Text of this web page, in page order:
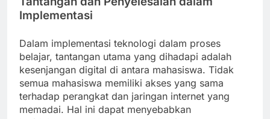
Implementasi
Dalam implementasi teknologi dalam proses
belajar, tantangan utama yang dihadapi adalah
kesenjangan digital di antara mahasiswa. Tidak
semua mahasiswa memiliki akses yang sama
terhadap perangkat dan jaringan internet yang
memadai. Hal ini dapat menyebabkan